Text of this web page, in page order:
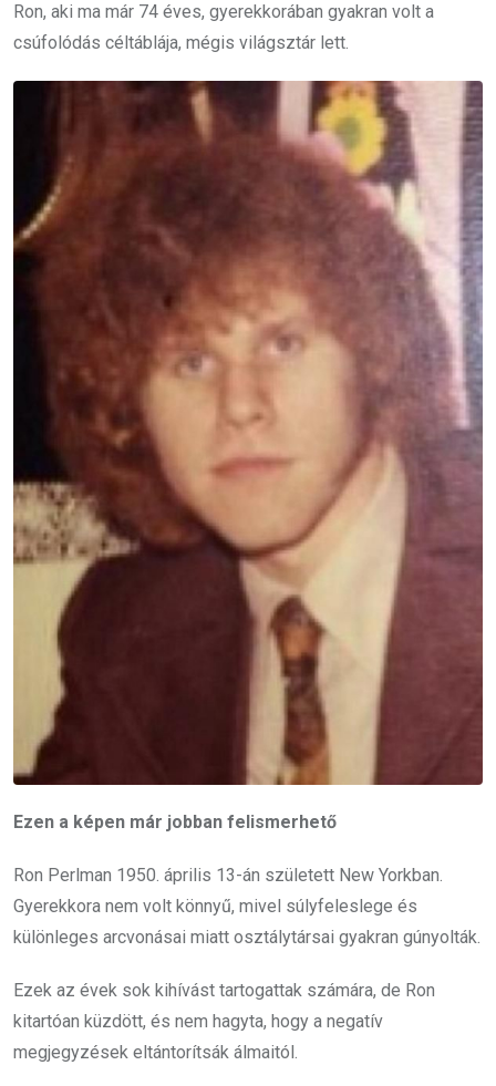
Ron, aki ma már 74 éves, gyerekkorában gyakran volt a
csúfolódás céltáblája, mégis világsztár lett.
Ezen a képen már jobban felismerhető
Ron Perlman 1950. április 13-án született New Yorkban.
Gyerekkora nem volt könnyű, mivel súlyfeleslege és
különleges arcvonásai miatt osztálytársai gyakran gúnyolták.
Ezek az évek sok kihívást tartogattak számára, de Ron
kitartóan küzdött, és nem hagyta, hogy a negatív
megjegyzések eltántorítsák álmaitól.